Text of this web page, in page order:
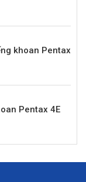
khoan Pentax
Pentax 4E